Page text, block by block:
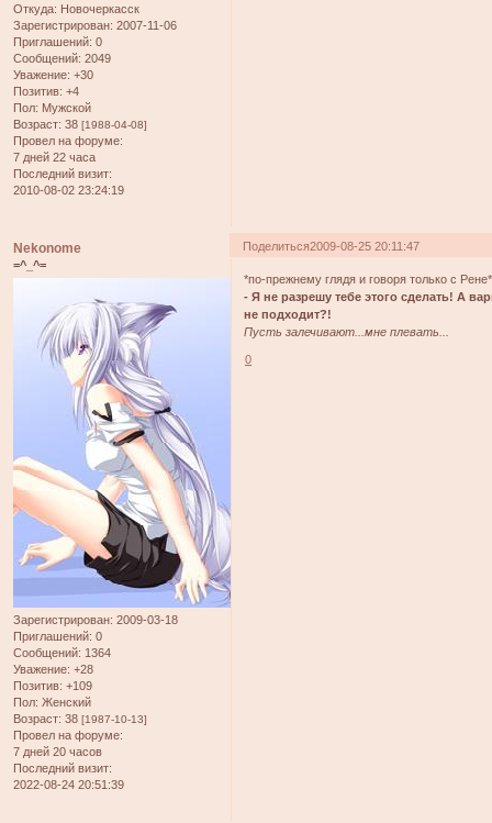
Откуда: Новочеркасск
Зарегистрирован: 2007-11-06
Приглашений: 0
Сообщений: 2049
Уважение: +30
Позитив: +4
Пол: Мужской
Возраст: 38 [1988-04-08]
Провел на форуме:
7 дней 22 часа
Последний визит:
2010-08-02 23:24:19
Поделиться2009-08-25 20:11:47
Nekonome
=^_^=
Зарегистрирован: 2009-03-18
Приглашений: 0
Сообщений: 1364
Уважение: +28
Позитив: +109
Пол: Женский
Возраст: 38 [1987-10-13]
Провел на форуме:
7 дней 20 часов
Последний визит:
2022-08-24 20:51:39
*по-прежнему глядя и говоря только с Рене*
- Я не разрешу тебе этого сделать! А
не подходит?!
Пусть залечивают...мне плевать...
0